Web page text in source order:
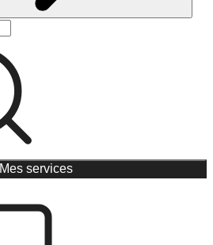
Mes services